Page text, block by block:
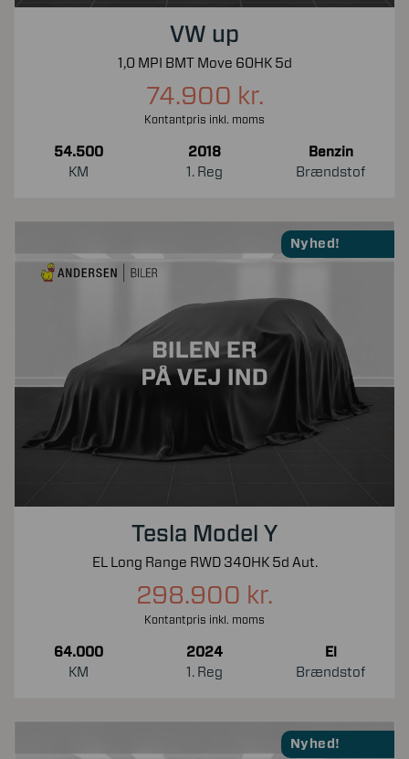
VW up
1,0 MPI BMT Move 60HK 5d
74.900 kr.
Kontantpris inkl. moms
54.500
KM
2018
1. Reg
Benzin
Brændstof
Nyhed!
Tesla Model Y
EL Long Range RWD 340HK 5d Aut.
298.900 kr.
Kontantpris inkl. moms
64.000
KM
2024
1. Reg
El
Brændstof
Nyhed!